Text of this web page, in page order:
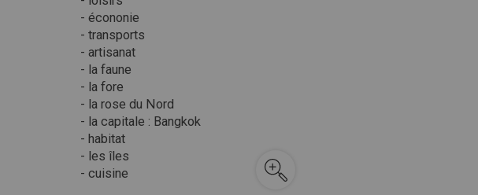
- écononie
- transports
- artisanat
- la faune
- la fore
- la rose du Nord
- la capitale : Bangkok
- habitat
- les îles
- cuisine